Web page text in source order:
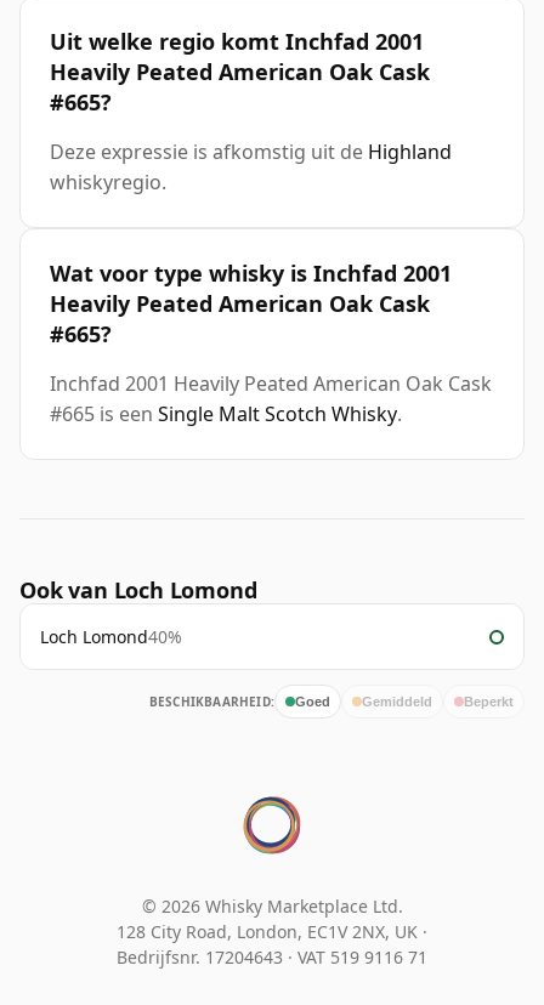
Uit welke regio komt Inchfad 2001
Heavily Peated American Oak Cask
#665?
Deze expressie is afkomstig uit de Highland
whiskyregio.
Wat voor type whisky is Inchfad 2001
Heavily Peated American Oak Cask
#665?
Inchfad 2001 Heavily Peated American Oak Cask
#665 is een Single Malt Scotch Whisky.
Ook van Loch Lomond
Loch Lomond40%
BESCHIKBAARHEID: Goed Gemiddeld Beperkt
© 2026 Whisky Marketplace Ltd.
128 City Road, London, EC1V 2NX, UK ·
Bedrijfsnr. 17204643 · VAT 519 9116 71